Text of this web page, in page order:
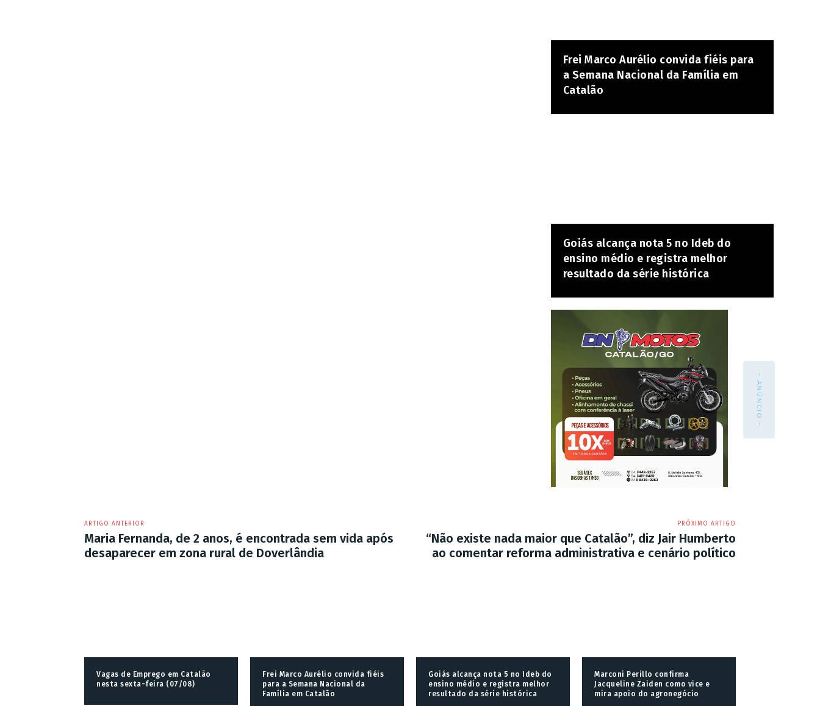
Frei Marco Aurélio convida fiéis para
a Semana Nacional da Família em
Catalão
Goiás alcança nota 5 no Ideb do
ensino médio e registra melhor
resultado da série histórica
- ANÚNCIO -
ARTIGO ANTERIOR
Maria Fernanda, de 2 anos, é encontrada sem vida após
desaparecer em zona rural de Doverlândia
PRÓXIMO ARTIGO
“Não existe nada maior que Catalão”, diz Jair Humberto
ao comentar reforma administrativa e cenário político
Vagas de Emprego em Catalão
nesta sexta-feira (07/08)
Frei Marco Aurélio convida fiéis
para a Semana Nacional da
Família em Catalão
Goiás alcança nota 5 no Ideb do
ensino médio e registra melhor
resultado da série histórica
Marconi Perillo confirma
Jacqueline Zaiden como vice e
mira apoio do agronegócio